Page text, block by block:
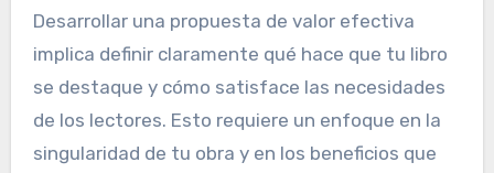
Desarrollar una propuesta de valor efectiva
implica definir claramente qué hace que tu libro
se destaque y cómo satisface las necesidades
de los lectores. Esto requiere un enfoque en la
singularidad de tu obra y en los beneficios que